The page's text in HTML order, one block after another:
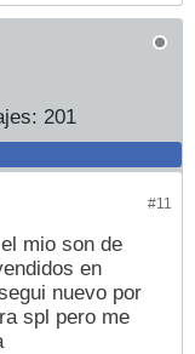
201
#11
mio son de
en
nuevo por
spl pero me